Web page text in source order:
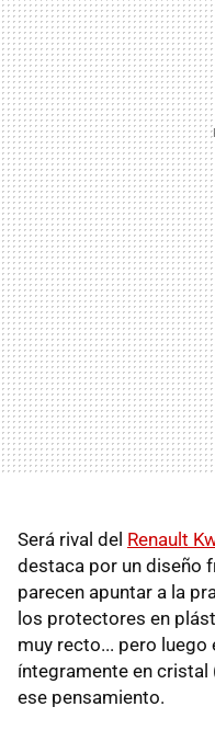
Será rival del Renault
destaca por un diseño
parecen apuntar a la
los protectores en
muy recto... pero
íntegramente en cristal
ese pensamiento.